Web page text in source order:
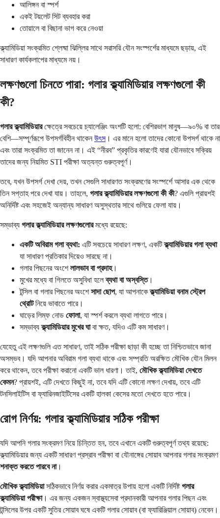
আলিঙ্গন বা স্পর্শ
একই টয়লেট সিট ব্যবহার করা
তোয়ালে বা বিছানা ভাগ করে নেওয়া
ক্ল্যামিডিয়া সংক্রমিত শ্লেষ্মা ঝিল্লির সাথে সরাসরি যৌন সংস্পর্শের মাধ্যমে ছড়ায়, এই
সাধারণ কার্যকলাপের মাধ্যমে নয়।
লক্ষণগুলো চিনতে পারা: গলার ক্ল্যামিডিয়ার লক্ষণগুলো কী
কী?
গলার ক্ল্যামিডিয়ারক্ষেত্রে সবচেয়ে চ্যালেঞ্জিং অংশটি হলো: বেশিরভাগ মানুষ—৯০% বা তার
বেশি—সম্পূর্ণরূপে উপসর্গবিহীন থাকেন উৎস। এর মানে হলো তাদের কোনো উপসর্গ থাকে না
এবং তারা সংক্রমিত তা জানেন না। এই “নীরব” প্রকৃতির কারণেই যারা যৌনভাবে সক্রিয়
তাদের জন্য নিয়মিত STI পরীক্ষা অত্যন্ত গুরুত্বপূর্ণ।
তবে, যখন উপসর্গ দেখা দেয়, তখন সেগুলি সাধারণত সংক্রমণের সংস্পর্শে আসার এক থেকে
তিন সপ্তাহ পরে দেখা যায়। তাহলে, গলার ক্ল্যামিডিয়ার লক্ষণগুলো কী কী? এগুলি প্রায়শই
অনির্দিষ্ট এবং সহজেই অন্যান্য সাধারণ অসুস্থতার সাথে গুলিয়ে ফেলা যায়।
সম্ভাব্য গলার ক্ল্যামিডিয়ার লক্ষণগুলোরমধ্যে রয়েছে:
একটি অবিরাম গলা ব্যথা: এটি সবচেয়ে সাধারণ লক্ষণ, একটিক্ল্যামিডিয়ার গলা ব্যথা
যা সাধারণ প্রতিকার দিয়েও সারছে না।
গলার পিছনের অংশেলালভাব বা প্রদাহ।
মুখের মধ্যে বা গিলতে অসুবিধা হলেব্যথা বা অস্বস্তি।
টন্সিল বা গলার পিছনের অংশেসাদা ছোপ, যা আপনাকেক্ল্যামিডিয়া বনাম স্ট্রেপ
থ্রোটনিয়ে ভাবাতে পারে।
ঘাড়ের লিম্ফ নোড ফোলা, যা স্পর্শ করলে ব্যথা লাগতে পারে।
সম্ভাব্যক্ল্যামিডিয়ার মুখের ঘাবা ক্ষত, যদিও এটি কম সাধারণ।
যেহেতু এই লক্ষণগুলি এত সাধারণ, তাই সঠিক পরীক্ষা ছাড়া কী হচ্ছে তা নিশ্চিতভাবে জানা
অসম্ভব। যদি আপনার অবিরাম গলা ব্যথা থাকে এবং সম্প্রতি অরক্ষিত মৌখিক যৌন মিলন
করে থাকেন, তবে পরীক্ষা করানো একটি ভাল ধারণা। তাই, মৌখিক ক্ল্যামিডিয়া দেখতে
কেমন? প্রায়শই, এটি দেখতে কিছুই না, তবে যদি এটি কোনো লক্ষণ দেখায়, তবে এটি
টনসিলাইটিস বা ফ্যারিনজাইটিসের একটি হালকা কেসের মতো দেখতে হতে পারে।
রোগ নির্ণয়: গলার ক্ল্যামিডিয়ার সঠিক পরীক্ষা
যদি আপনি গলার সংক্রমণ নিয়ে চিন্তিত হন, তবে এখানে একটি গুরুত্বপূর্ণ তথ্য রয়েছে:
ক্ল্যামিডিয়ার জন্য একটি সাধারণ প্রস্রাব পরীক্ষা বা যৌনাঙ্গের সোয়াব আপনার গলার সংক্রমণ
শনাক্ত করতে পারবে না।
মৌখিক ক্ল্যামিডিয়াসঠিকভাবে নির্ণয় করার একমাত্র উপায় হলো একটি নির্দিষ্টগলার
ক্ল্যামিডিয়া পরীক্ষা। এর জন্য একজন স্বাস্থ্যসেবা প্রদানকারী আপনার গলার পিছন এবং
টন্সিলের উপর একটি সুতির সোয়াব ঘষে একটি গলার সোয়াব (বা ফ্যারিঞ্জিয়াল সোয়াব) নেবেন।